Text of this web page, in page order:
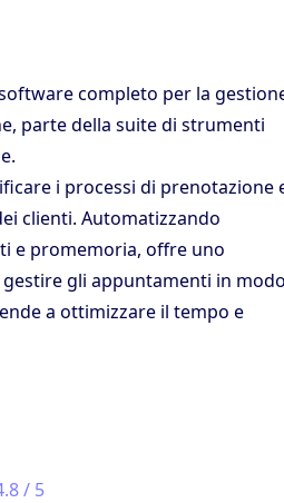
completo per la
parte della suite di strumenti
i processi di prenotazione
clienti. Automatizzando
e promemoria, offre uno
gli appuntamenti in
a ottimizzare il tempo e
/ 5